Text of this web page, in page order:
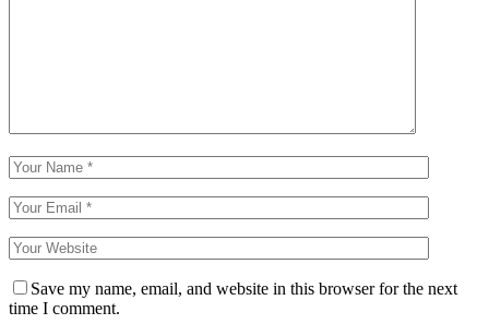
Save my name, email, and website in this browser for the next
time I comment.